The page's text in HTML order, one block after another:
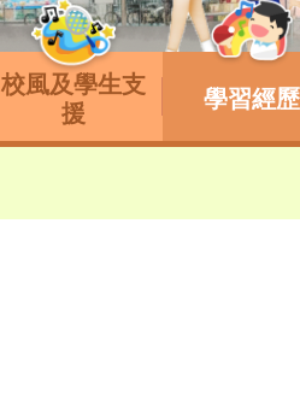
校風及學生支
援
學習經歷